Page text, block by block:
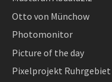
Otto von Münchow
Photomonitor
Picture of the day
Pixelprojekt Ruhrgebiet